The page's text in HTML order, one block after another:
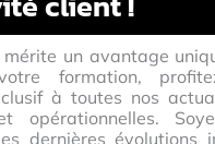
un avantage
formation,
à toutes nos
opérationnelles.
dernières évolutions